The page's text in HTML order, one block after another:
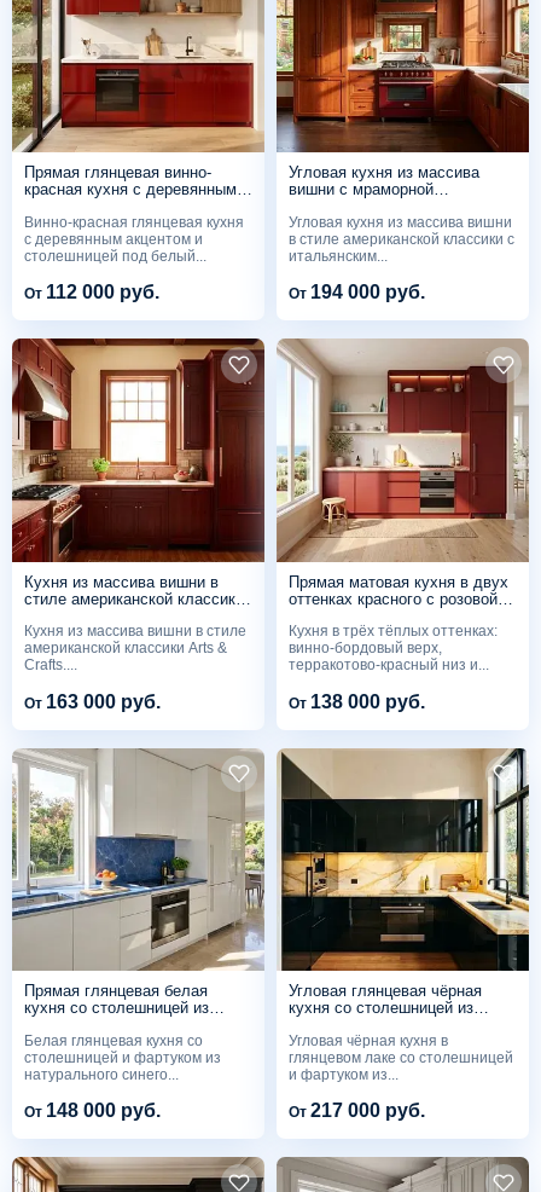
Прямая глянцевая винно-
красная кухня с деревянным
мрамор
Винно-красная глянцевая кухня
с деревянным акцентом и
столешницей под белый...
От 112 000 руб.
Угловая кухня из массива
вишни с мраморной
мойкой-фартуком
Угловая кухня из массива вишни
в стиле американской классики с
итальянским...
От 194 000 руб.
Кухня из массива вишни в
стиле американской классики
гранита
Кухня из массива вишни в стиле
американской классики Arts &
Crafts....
От 163 000 руб.
Прямая матовая кухня в двух
оттенках красного с розовой
Кухня в трёх тёплых оттенках:
винно-бордовый верх,
терракотово-красный низ и...
От 138 000 руб.
Прямая глянцевая белая
кухня со столешницей из
Белая глянцевая кухня со
столешницей и фартуком из
натурального синего...
От 148 000 руб.
Угловая глянцевая чёрная
кухня со столешницей из
Угловая чёрная кухня в
глянцевом лаке со столешницей
и фартуком из...
От 217 000 руб.